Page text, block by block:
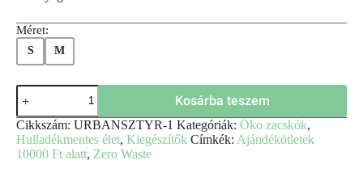
Méret:
S M
Kosárba teszem
Cikkszám: URBANSZTYR-1 Kategóriák: Öko zacskók,
Hulladékmentes élet, Kiegészítők Címkék: Ajándékötletek
10000 Ft alatt, Zero Waste